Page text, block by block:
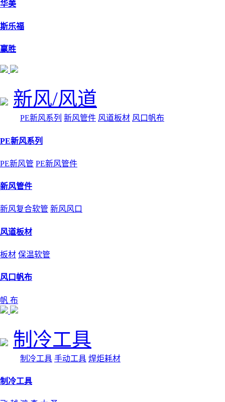
华美
斯乐福
赢胜
新风/风道
PE新风系列 新风管件 风道板材 风口帆布
PE新风系列
PE新风管 PE新风管件
新风管件
新风复合软管 新风风口
风道板材
板材 保温软管
风口帆布
帆 布
制冷工具
制冷工具 手动工具 焊炬耗材
制冷工具